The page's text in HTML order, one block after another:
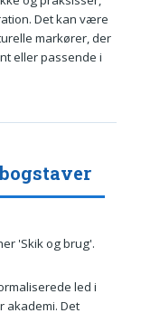
Det kan være
markører, der
eller passende i
'Skik og brug'.
led i
akademi. Det